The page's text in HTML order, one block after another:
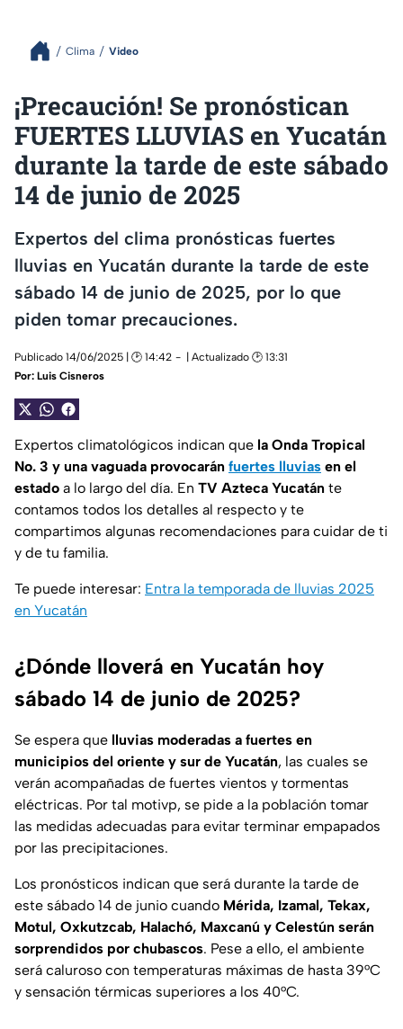
Clima Video
¡Precaución! Se pronóstican
FUERTES LLUVIAS en Yucatán
durante la tarde de este sábado
14 de junio de 2025
Expertos del clima pronósticas fuertes
lluvias en Yucatán durante la tarde de este
sábado 14 de junio de 2025, por lo que
piden tomar precauciones.
Publicado 14/06/2025 | 🕑 14:42
| Actualizado 🕑 13:31
Por: Luis Cisneros
Expertos climatológicos indican que la Onda Tropical
No. 3 y una vaguada provocarán fuertes lluvias en el
estado a lo largo del día. En TV Azteca Yucatán te
contamos todos los detalles al respecto y te
compartimos algunas recomendaciones para cuidar de ti
y de tu familia.
Te puede interesar: Entra la temporada de lluvias 2025
en Yucatán
¿Dónde lloverá en Yucatán hoy
sábado 14 de junio de 2025?
Se espera que lluvias moderadas a fuertes en
municipios del oriente y sur de Yucatán, las cuales se
verán acompañadas de fuertes vientos y tormentas
eléctricas. Por tal motivp, se pide a la población tomar
las medidas adecuadas para evitar terminar empapados
por las precipitaciones.
Los pronósticos indican que será durante la tarde de
este sábado 14 de junio cuando Mérida, Izamal, Tekax,
Motul, Oxkutzcab, Halachó, Maxcanú y Celestún serán
sorprendidos por chubascos. Pese a ello, el ambiente
será caluroso con temperaturas máximas de hasta 39°C
y sensación térmicas superiores a los 40°C.